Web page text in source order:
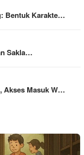
Bentuk Karakte…
Sakla…
Akses Masuk W…